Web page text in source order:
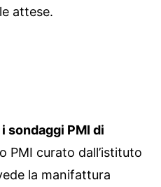
attese.
sondaggi PMI di
PMI curato dall’istituto
la manifattura